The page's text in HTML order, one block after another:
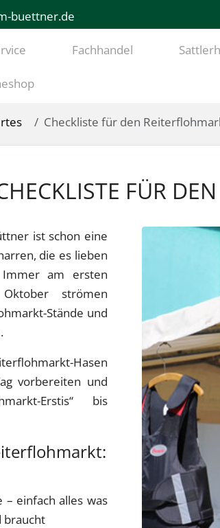
buettner.de
Fachhandel
Checkliste für den
FÜR
ist schon eine
die es lieben
am ersten
strömen
Stände und
Hasen
vorbereiten und
Erstis“ bis
– einfach alles was
braucht